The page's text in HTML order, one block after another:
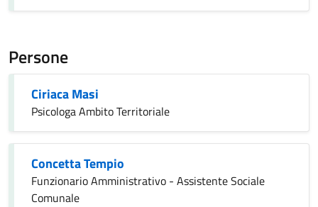
Persone
Ciriaca Masi
Psicologa Ambito Territoriale
Concetta Tempio
Funzionario Amministrativo - Assistente Sociale
Comunale